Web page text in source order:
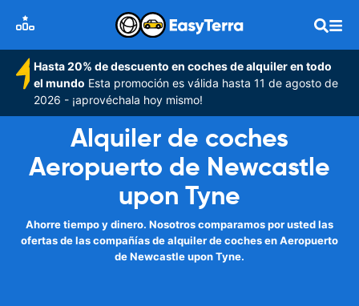
Hasta 20% de descuento en coches de alquiler en todo
el mundo Esta promoción es válida hasta 11 de agosto de
2026 - ¡aprovéchala hoy mismo!
Alquiler de coches
Aeropuerto de Newcastle
upon Tyne
Ahorre tiempo y dinero. Nosotros comparamos por usted las
ofertas de las compañías de alquiler de coches en Aeropuerto
de Newcastle upon Tyne.